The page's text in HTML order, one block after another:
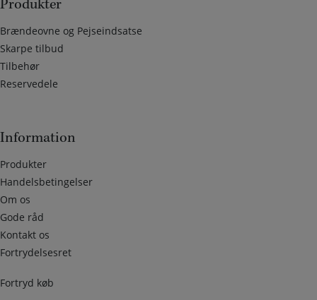
Produkter
Brændeovne og Pejseindsatse
Skarpe tilbud
Tilbehør
Reservedele
Information
Produkter
Handelsbetingelser
Om os
Gode råd
Kontakt os
Fortrydelsesret
Fortryd køb